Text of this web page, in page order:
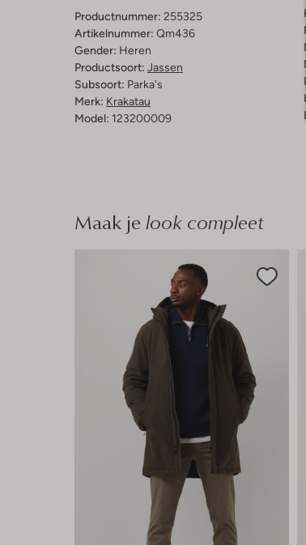
Productnummer: 255325
Artikelnummer: Qm436
Gender: Heren
Productsoort: Jassen
Subsoort: Parka's
Merk: Krakatau
Model: 123200009
Maak je look compleet